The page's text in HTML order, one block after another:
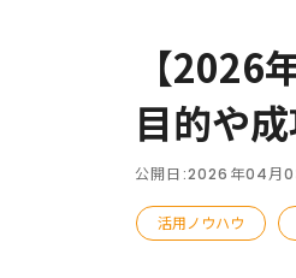
V-
【2026
目的や
公開日:2026年04月
活用ノウハウ